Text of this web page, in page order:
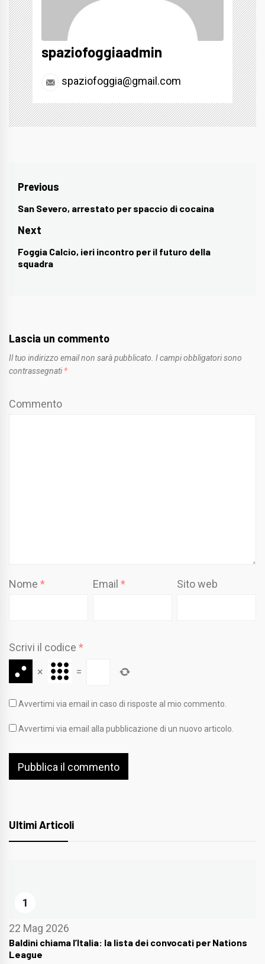
spaziofoggiaadmin
spaziofoggia@gmail.com
Navigazione
articoli
Previous
Previous
post:
San Severo, arrestato per spaccio di cocaina
Next
Next
post:
Foggia Calcio, ieri incontro per il futuro della
squadra
Lascia un commento
Il tuo indirizzo email non sarà pubblicato. I campi obbligatori sono
contrassegnati *
Commento
Nome * Email* Sito web
Scrivi il codice *
×
=
Avvertimi via email in caso di risposte al mio commento.
Avvertimi via email alla pubblicazione di un nuovo articolo.
Ultimi Articoli
1
22 Mag 2026
Baldini chiama l’Italia: la lista dei convocati per Nations
League